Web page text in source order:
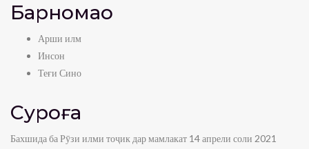
Барномаҳо
Арши илм
Инсон
Теғи Сино
Суроға
Бахшида ба Рӯзи илми тоҷик дар мамлакат 14 апрели соли 2021